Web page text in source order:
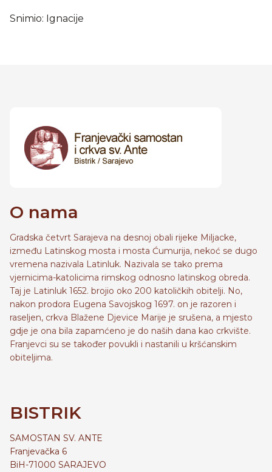
Snimio: Ignacije
O nama
Gradska četvrt Sarajeva na desnoj obali rijeke Miljacke,
između Latinskog mosta i mosta Ćumurija, nekoć se dugo
vremena nazivala Latinluk. Nazivala se tako prema
vjernicima-katolicima rimskog odnosno latinskog obreda.
Taj je Latinluk 1652. brojio oko 200 katoličkih obitelji. No,
nakon prodora Eugena Savojskog 1697. on je razoren i
raseljen, crkva Blažene Djevice Marije je srušena, a mjesto
gdje je ona bila zapamćeno je do naših dana kao crkvište.
Franjevci su se također povukli i nastanili u kršćanskim
obiteljima.
BISTRIK
SAMOSTAN SV. ANTE
Franjevačka 6
BiH-71000 SARAJEVO